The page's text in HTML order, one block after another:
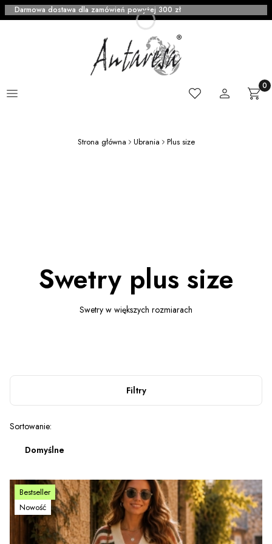
Darmowa dostawa dla zamówień powyżej 300 zł
Menu UlubioneZaloguj się
Strona główna Ubrania Plus size
Swetry plus size
Swetry w większych rozmiarach
Filtry
Lista produktów
Sortowanie:
Domyślne
Bestseller
Nowość